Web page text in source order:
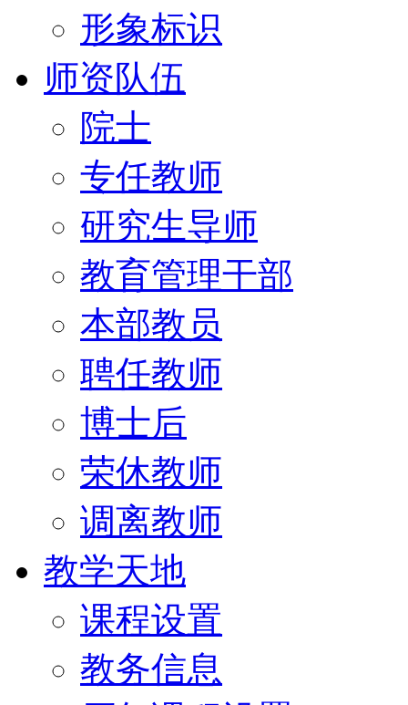
形象标识
师资队伍
院士
专任教师
研究生导师
教育管理干部
本部教员
聘任教师
博士后
荣休教师
调离教师
教学天地
课程设置
教务信息